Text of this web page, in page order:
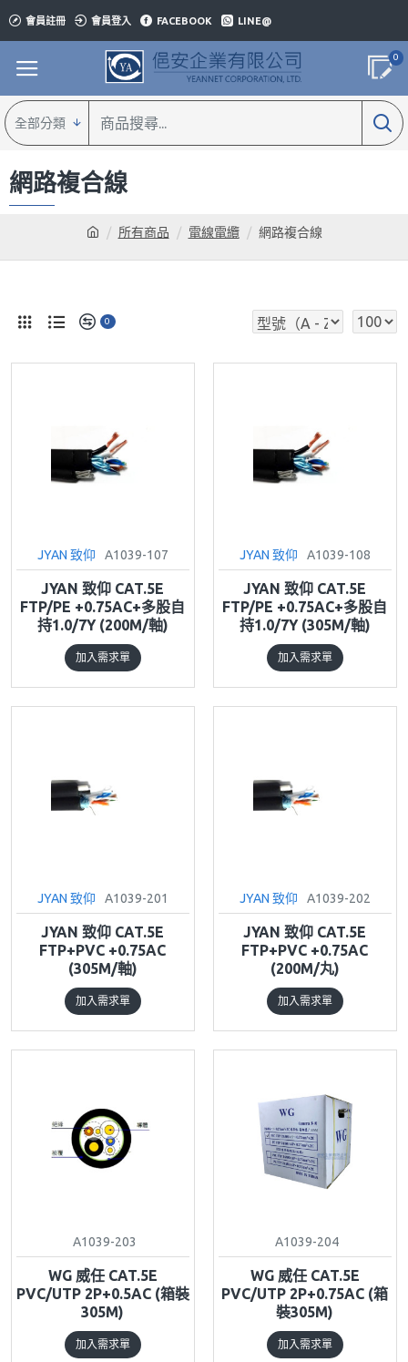
會員註冊 會員登入 FACEBOOK LINE@
0
全部分類
所有商品 電線電纜 網路複合線
網路複合線
0
JYAN 致仰 A1039-107
JYAN 致仰 CAT.5E
FTP/PE +0.75AC+多股自
持1.0/7Y (200M/軸)
加入需求單
JYAN 致仰 A1039-108
JYAN 致仰 CAT.5E
FTP/PE +0.75AC+多股自
持1.0/7Y (305M/軸)
加入需求單
JYAN 致仰 A1039-201
JYAN 致仰 CAT.5E
FTP+PVC +0.75AC
(305M/軸)
加入需求單
JYAN 致仰 A1039-202
JYAN 致仰 CAT.5E
FTP+PVC +0.75AC
(200M/丸)
加入需求單
A1039-203
WG 威任 CAT.5E
PVC/UTP 2P+0.5AC (箱裝
305M)
加入需求單
A1039-204
WG 威任 CAT.5E
PVC/UTP 2P+0.75AC (箱
裝305M)
加入需求單